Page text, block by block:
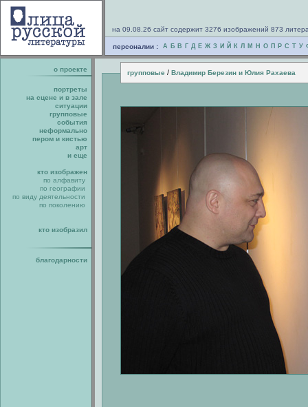
на 09.08.26 сайт содержит 3276 изображений 873
персоналии : А Б В Г Д Е Ж З И Й К Л М Н О П Р С Т У
о проекте групповые / Владимир Березин и Юлия Рахаева
портреты
на сцене и в зале
ситуации
групповые
события
неформально
пером и кистью
арт
и еще
кто изображен
по алфавиту
по географии
по виду деятельности
по поколению
кто изобразил
благодарности